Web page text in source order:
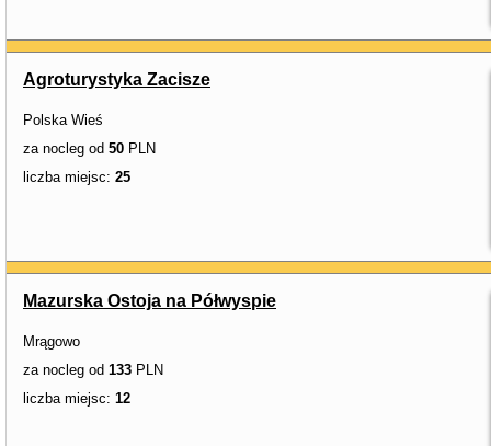
Agroturystyka Zacisze
Polska Wieś
za nocleg od 50 PLN
liczba miejsc: 25
Mazurska Ostoja na Półwyspie
Mrągowo
za nocleg od 133 PLN
liczba miejsc: 12